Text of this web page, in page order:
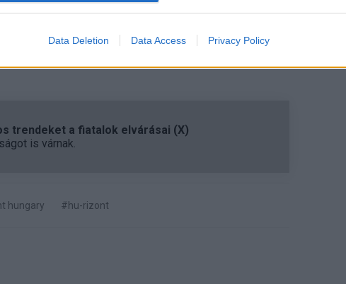
Data Deletion Data Access Privacy Policy
Központ szolgáltató és támogató funkcióinak
segíti. Az elmúlt évben a legrangosabb Nature
ben 4, a PLOS-ban 5, a CellPress-ben szintén 4
trendeket a fiatalok elvárásai (X)
is várnak.
hungary #hu-rizont